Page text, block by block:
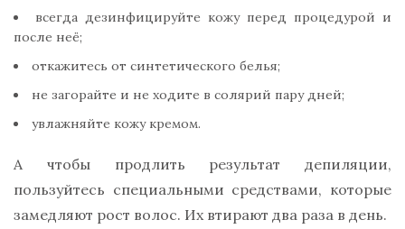
всегда дезинфицируйте кожу перед процедурой и
после неё;
откажитесь от синтетического белья;
не загорайте и не ходите в солярий пару дней;
увлажняйте кожу кремом.
А чтобы продлить результат депиляции,
пользуйтесь специальными средствами, которые
замедляют рост волос. Их втирают два раза в день.